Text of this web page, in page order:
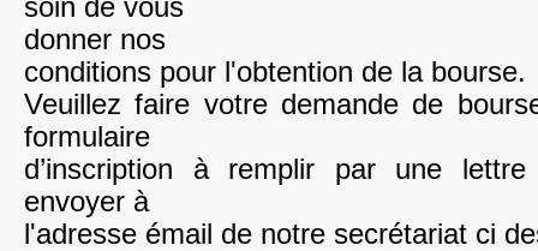
soin de vous
donner nos
conditions pour l'obtention de la bourse.
Veuillez faire votre demande de
formulaire
d’inscription à remplir par une
envoyer à
l'adresse émail de notre secrétariat ci